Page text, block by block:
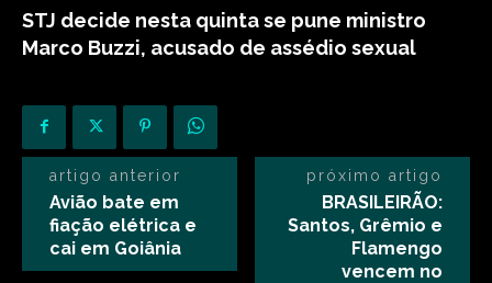
STJ decide nesta quinta se pune ministro
Marco Buzzi, acusado de assédio sexual
artigo anterior
Avião bate em
fiação elétrica e
cai em Goiânia
próximo artigo
BRASILEIRÃO:
Santos, Grêmio e
Flamengo
vencem no